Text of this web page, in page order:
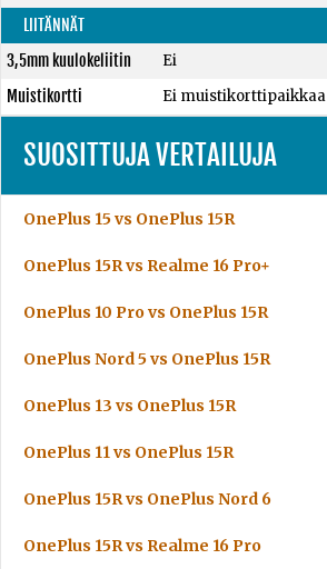
LIITÄNNÄT
3,5mm kuulokeliitin
Ei
Muistikortti
Ei muistikorttipaikkaa
SUOSITTUJA VERTAILUJA
OnePlus 15 vs OnePlus 15R
OnePlus 15R vs Realme 16 Pro+
OnePlus 10 Pro vs OnePlus 15R
OnePlus Nord 5 vs OnePlus 15R
OnePlus 13 vs OnePlus 15R
OnePlus 11 vs OnePlus 15R
OnePlus 15R vs OnePlus Nord 6
OnePlus 15R vs Realme 16 Pro